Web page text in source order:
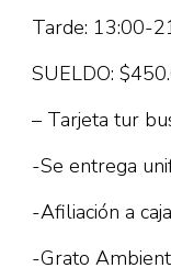
Tarde: 13:00-
SUELDO:
– Tarjeta tur
-Se entrega
-Afiliación a
-Grato